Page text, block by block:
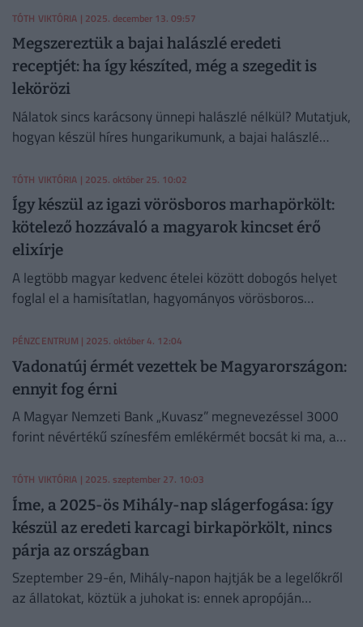
ünnepivé.
TÓTH VIKTÓRIA | 2025. december 13. 09:57
Megszereztük a bajai halászlé eredeti
receptjét: ha így készíted, még a szegedit is
lekörözi
Nálatok sincs karácsony ünnepi halászlé nélkül? Mutatjuk,
hogyan készül híres hungarikumunk, a bajai halászlé
TÓTH VIKTÓRIA | 2025. október 25. 10:02
Így készül az igazi vörösboros marhapörkölt:
kötelező hozzávaló a magyarok kincset érő
elixírje
A legtöbb magyar kedvenc ételei között dobogós helyet
foglal el a hamisítatlan, hagyományos vörösboros
mi kerül a fazékba!
PÉNZCENTRUM | 2025. október 4. 12:04
Vadonatúj érmét vezettek be Magyarországon:
ennyit fog érni
A Magyar Nemzeti Bank „Kuvasz” megnevezéssel 3000
forint névértékű színesfém emlékérmét bocsát ki ma, az
TÓTH VIKTÓRIA | 2025. szeptember 27. 10:03
Íme, a 2025-ös Mihály-nap slágerfogása: így
készül az eredeti karcagi birkapörkölt, nincs
párja az országban
Szeptember 29-én, Mihály-napon hajtják be a legelőkről
az állatokat, köztük a juhokat is: ennek apropóján